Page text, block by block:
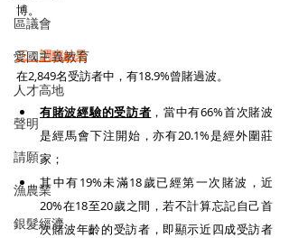
區議會
愛國主義教育
人才高地
聲明
請願
漁農業
銀髮經濟
博。
三．調查結果
在2,849名受訪者中，有18.9%曾賭過波。
有賭波經驗的受訪者 ，當中有66%首次賭波
是經馬會下注開始，亦有20.1%是經外圍莊
家；
其中有19%未滿18歲已經第一次賭波，近
20%在18至20歲之間，若不計算忘記自己首
次賭波年齡的受訪者，即顯示近四成受訪者